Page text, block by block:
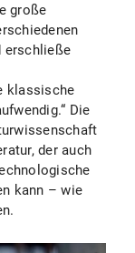
große
erschließe
klassische
Die
der auch
kann – wie